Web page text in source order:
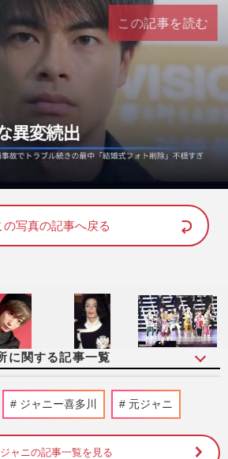
o
d
:
この記事を読む
の写真の記事へ戻る
に関する記事一覧
!group』末澤誠也、村重杏奈とのデ
企画で見せた“オレ様”本性「ちっこい
女性』編集部 2026/8/7
ジャニー喜多川 元ジャニ
ャニの記事一覧を見る